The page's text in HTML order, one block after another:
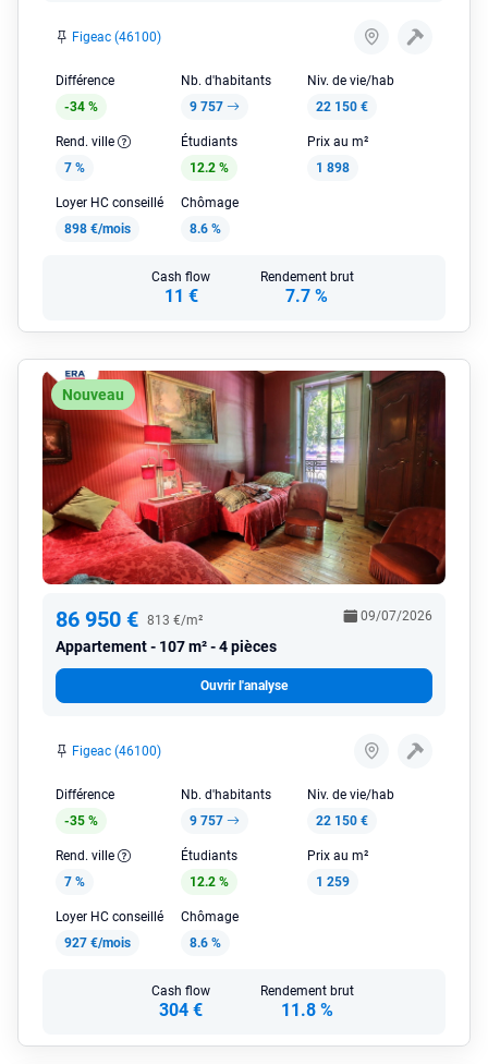
Figeac (46100)
Différence
-34 %
Nb. d'habitants
9 757
Niv. de vie/hab
22 150 €
Rend. ville
7 %
Étudiants
12.2 %
Prix au m²
1 898
Loyer HC conseillé
898 €/mois
Chômage
8.6 %
Cash flow
11 €
Rendement brut
7.7 %
Nouveau
86 950 € 813 €/m²
Appartement 107 m² - 4 pièces
09/07/2026
Ouvrir l'analyse
Figeac (46100)
Différence
-35 %
Nb. d'habitants
9 757
Niv. de vie/hab
22 150 €
Rend. ville
7 %
Étudiants
12.2 %
Prix au m²
1 259
Loyer HC conseillé
927 €/mois
Chômage
8.6 %
Cash flow
304 €
Rendement brut
11.8 %